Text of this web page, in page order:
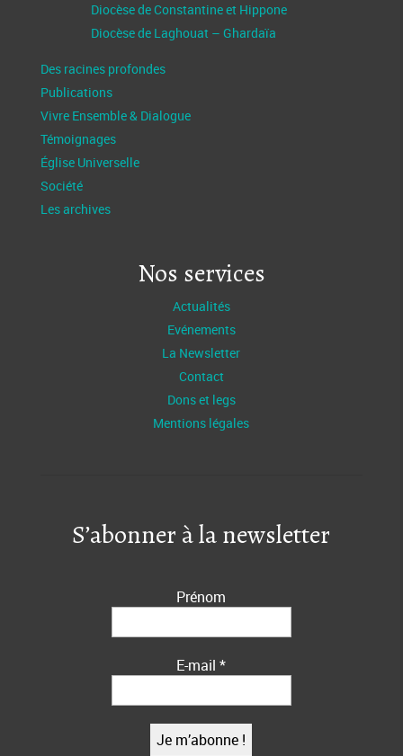
Diocèse de Constantine et Hippone
Diocèse de Laghouat – Ghardaïa
Des racines profondes
Publications
Vivre Ensemble & Dialogue
Témoignages
Église Universelle
Société
Les archives
Nos services
Actualités
Evénements
La Newsletter
Contact
Dons et legs
Mentions légales
S’abonner à la newsletter
Prénom
E-mail*